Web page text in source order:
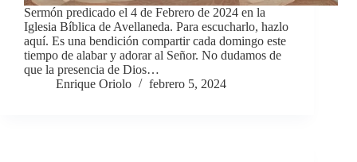
Sermón predicado el 4 de Febrero de 2024 en la
Iglesia Bíblica de Avellaneda. Para escucharlo, hazlo
aquí. Es una bendición compartir cada domingo este
tiempo de alabar y adorar al Señor. No dudamos de
que la presencia de Dios…
Enrique Oriolo
febrero 5, 2024